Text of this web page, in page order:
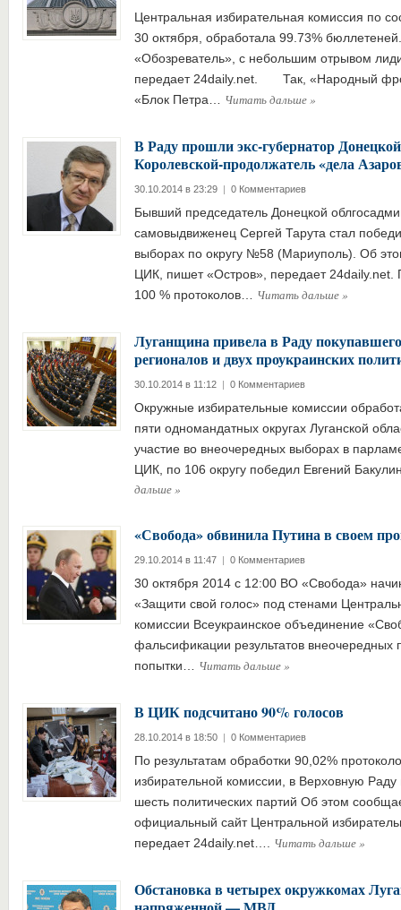
Центральная избирательная комиссия по
30 октября, обработала 99.73%
«Обозреватель», с небольшим отрывом
передает 24daily.net. Так, «Народный
«Блок Петра… Читать дальше»
В Раду прошли экс-губернатор
Королевской-продолжатель «дела
30.10.2014 в 23:29 | 0 Комментариев
Бывший председатель Донецкой
самовыдвиженец Сергей Тарута стал
выборах по округу №58 (Мариуполь). Об
ЦИК, пишет «Остров», передает 24daily.net.
100 % протоколов… Читать дальше»
Луганщина привела в Раду
регионалов и двух проукраинских
30.10.2014 в 11:12 | 0 Комментариев
Окружные избирательные комиссии
пяти одномандатных округах Луганской
участие во внеочередных выборах в
ЦИК, по 106 округу победил Евгений
дальше»
«Свобода» обвинила Путина в своем
29.10.2014 в 11:47 | 0 Комментариев
30 октября 2014 с 12:00 ВО «Свобода»
«Защити свой голос» под стенами
комиссии Всеукраинское объединение
фальсификации результатов внеочередных
попытки… Читать дальше»
В ЦИК подсчитано 90% голосов
28.10.2014 в 18:50 | 0 Комментариев
По результатам обработки 90,02%
избирательной комиссии, в Верховную Раду
шесть политических партий Об этом
официальный сайт Центральной
передает 24daily.net…. Читать дальше»
Обстановка в четырех окружкомах